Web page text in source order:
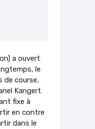
a ouvert
le
de course,
Kangert
fixe à
en contre
dans le